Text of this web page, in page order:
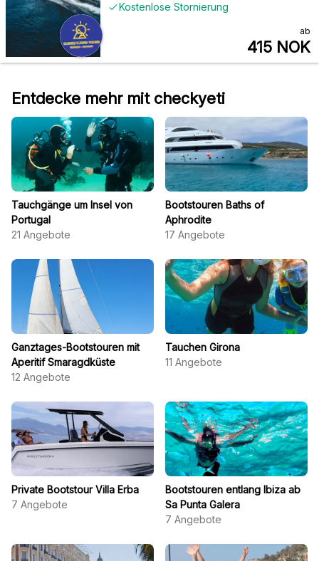
Kostenlose Stornierung
ab
415 NOK
Entdecke mehr mit checkyeti
Tauchgänge um Insel von
Portugal
21 Angebote
Bootstouren Baths of
Aphrodite
17 Angebote
Ganztages-Bootstouren mit
Aperitif Smaragdküste
12 Angebote
Tauchen Girona
11 Angebote
Private Bootstour Villa Erba
7 Angebote
Bootstouren entlang Ibiza ab
Sa Punta Galera
7 Angebote